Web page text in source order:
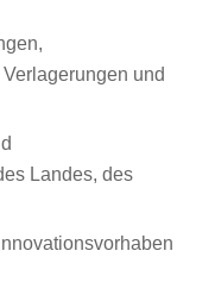
und
Landes, des